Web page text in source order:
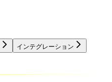
インテグレーション